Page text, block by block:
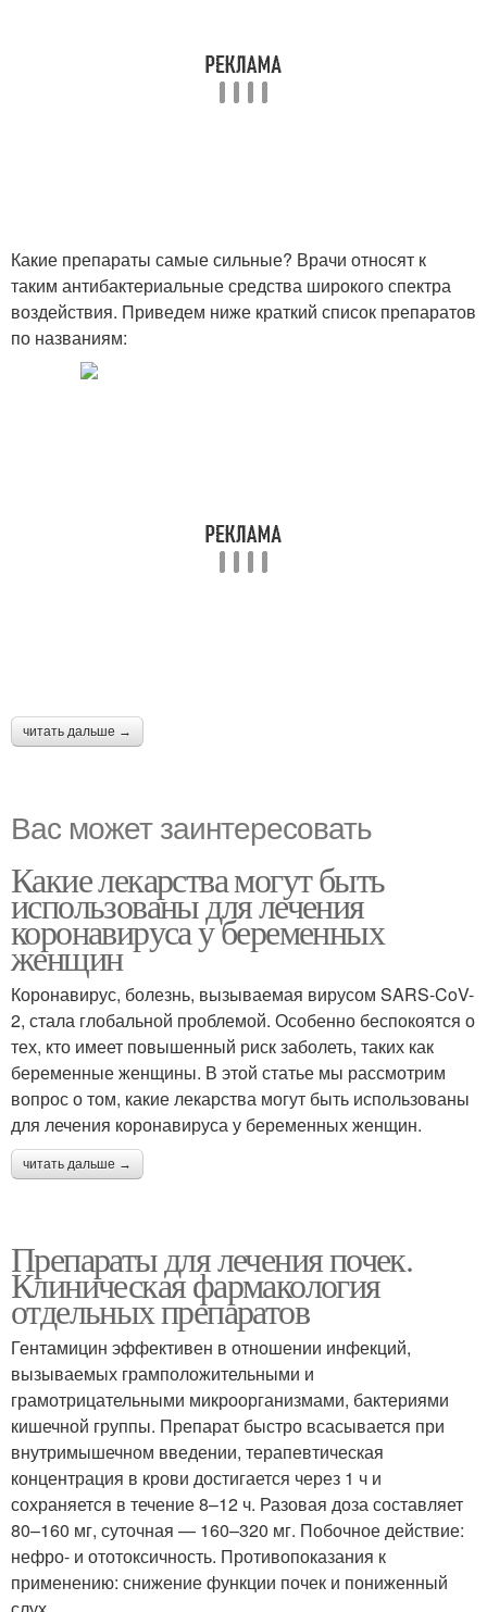
Какие препараты самые сильные? Врачи относят к
таким антибактериальные средства широкого спектра
воздействия. Приведем ниже краткий список препаратов
по названиям:
читать дальше →
Вас может заинтересовать
Какие лекарства могут быть
использованы для лечения
коронавируса у беременных
женщин
Коронавирус, болезнь, вызываемая вирусом SARS-CoV-
2, стала глобальной проблемой. Особенно беспокоятся о
тех, кто имеет повышенный риск заболеть, таких как
беременные женщины. В этой статье мы рассмотрим
вопрос о том, какие лекарства могут быть использованы
для лечения коронавируса у беременных женщин.
читать дальше →
Препараты для лечения почек.
Клиническая фармакология
отдельных препаратов
Гентамицин эффективен в отношении инфекций,
вызываемых грамположительными и
грамотрицательными микроорганизмами, бактериями
кишечной группы. Препарат быстро всасывается при
внутримышечном введении, терапевтическая
концентрация в крови достигается через 1 ч и
сохраняется в течение 8–12 ч. Разовая доза составляет
80–160 мг, суточная — 160–320 мг. Побочное действие:
нефро- и ототоксичность. Противопоказания к
применению: снижение функции почек и пониженный